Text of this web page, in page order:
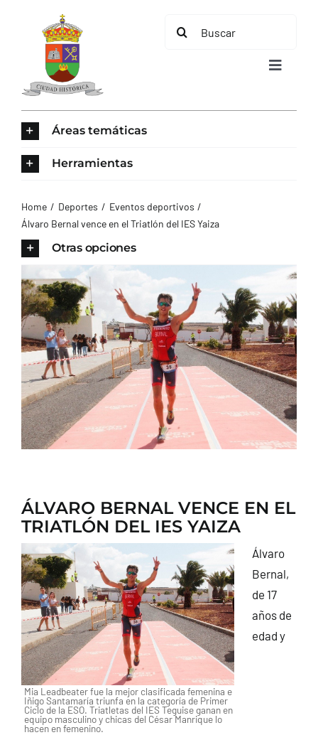
contenido
Buscar:
Toggle
AYUNTAMIENTO
TURISMO
CONTACTO
Áreas temáticas
Herramientas
Home Deportes
Eventos deportivos
Álvaro Bernal vence en el Triatlón del IES Yaiza
Otras opciones
ÁLVARO BERNAL VENCE EN EL
TRIATLÓN DEL IES YAIZA
Mia Leadbeater fue la mejor clasificada femenina e
Iñigo Santamaría triunfa en la categoría de Primer
Ciclo de la ESO. Triatletas del IES Teguise ganan en
equipo masculino y chicas del César Manrique lo
hacen en femenino.
Álvaro
Bernal,
de 17
años de
edad y